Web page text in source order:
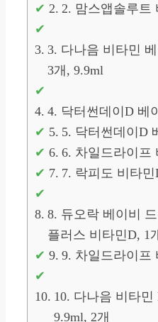
2. 맘스앱솔루트
3. 다나음 비타민
3개, 9.9ml
4. 닥터썬데이D 베
5. 닥터썬데이D
6. 차일드라이프
7. 락피도 비타
8. 듀오락 베이비
플러스 비타민D, 1
9. 차일드라이프
10. 다나음 비타민
9.9ml, 2개